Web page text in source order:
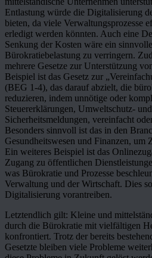
Entlastung würde die Digitalisierung
bieten, da viele Verwaltungsprozesse
erledigt werden könnten. Auch eine
Senkung der Kosten wäre ein
Bürokratiebelastung zu verringern.
mehrere Gesetze zur Unterstützung
Beispiel ist das Gesetz zur
(BEG 1-4), das darauf abzielt, die
reduzieren, indem unnötige oder
Steuererklärungen, Umweltschutz-
Sicherheitsmeldungen, vereinfacht
Besonders sinnvoll ist das in den
Gesundheitswesen und Finanzen, um
Ein weiteres Beispiel ist das
Zugang zu öffentlichen
was Bürokratie und Prozesse
Verwaltung und der Wirtschaft. Dies
Digitalisierung vorantreiben.
Letztendlich gilt: Kleine und
durch die Bürokratie mit vielfältigen
konfrontiert. Trotz der bereits
Gesetzte bleiben viele Probleme